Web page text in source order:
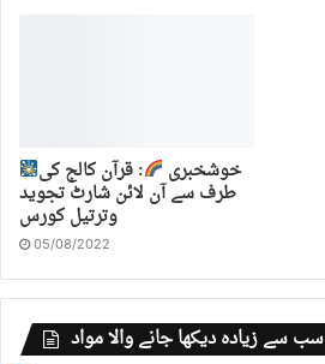
خوشخبری : قرآن کالج کی
طرف سے آن لائن شارٹ تجوید
وترتیل کورس
05/08/2022
سب سے زیادہ دیکھا جانے والا مواد